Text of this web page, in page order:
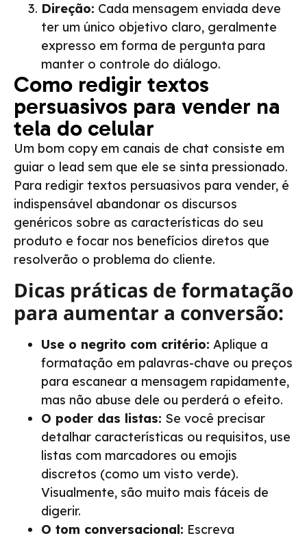
Direção: Cada mensagem enviada deve
ter um único objetivo claro, geralmente
expresso em forma de pergunta para
manter o controle do diálogo.
Como redigir textos
persuasivos para vender na
tela do celular
Um bom copy em canais de chat consiste em
guiar o lead sem que ele se sinta pressionado.
Para redigir textos persuasivos para vender, é
indispensável abandonar os discursos
genéricos sobre as características do seu
produto e focar nos benefícios diretos que
resolverão o problema do cliente.
Dicas práticas de formatação
para aumentar a conversão:
Use o negrito com critério: Aplique a
formatação em palavras-chave ou preços
para escanear a mensagem rapidamente,
mas não abuse dele ou perderá o efeito.
O poder das listas: Se você precisar
detalhar características ou requisitos, use
listas com marcadores ou emojis
discretos (como um visto verde).
Visualmente, são muito mais fáceis de
digerir.
O tom conversacional: Escreva